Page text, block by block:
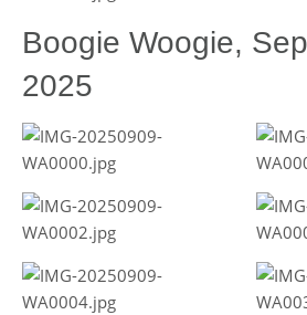
Boogie Woogie,
2025